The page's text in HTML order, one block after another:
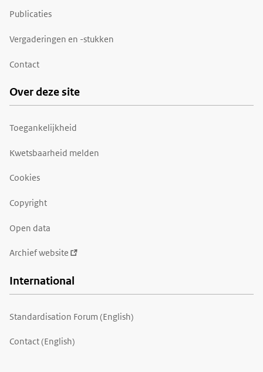
Publicaties
Vergaderingen en -stukken
Contact
Over deze site
Toegankelijkheid
Kwetsbaarheid melden
Cookies
Copyright
Open data
Archief website
International
Standardisation Forum (English)
Contact (English)